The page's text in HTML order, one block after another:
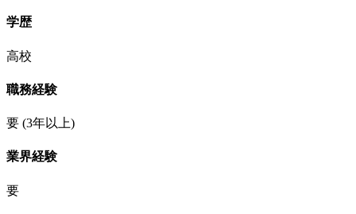
学歴
高校
職務経験
要 (3年以上)
業界経験
要